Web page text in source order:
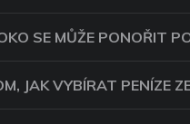
SE MŮŽE PONOŘIT
JAK VYBÍRAT PENÍZE